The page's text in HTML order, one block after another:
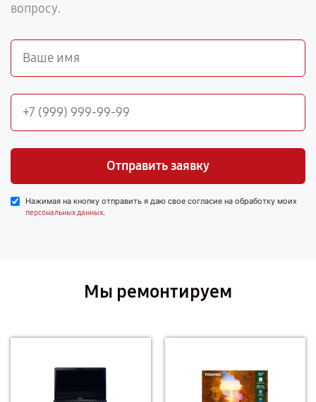
вопросу.
Отправить заявку
Нажимая на кнопку отправить я даю свое согласие на обработку моих
персональных данных.
Мы ремонтируем